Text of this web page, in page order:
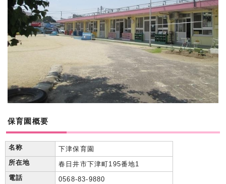
保育園概要
名称
下津保育園
所在地
春日井市下津町195番地1
電話
0568-83-9880